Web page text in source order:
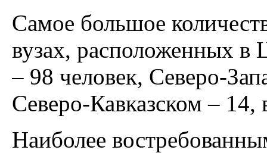
Самое большое
вузах, расположенных в
– 98 человек, Северо-
Северо-Кавказском –
Наиболее